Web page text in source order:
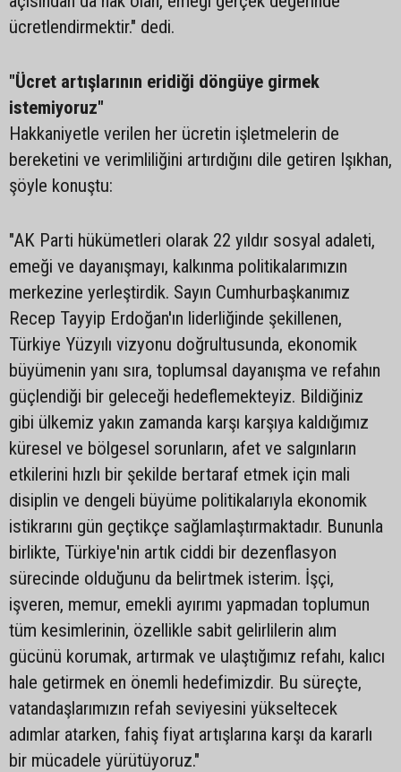
ücretlendirmektir." dedi.
"Ücret artışlarının eridiği döngüye girmek
istemiyoruz"
Hakkaniyetle verilen her ücretin işletmelerin de
bereketini ve verimliliğini artırdığını dile getiren Işıkhan,
şöyle konuştu:
"AK Parti hükümetleri olarak 22 yıldır sosyal adaleti,
emeği ve dayanışmayı, kalkınma politikalarımızın
merkezine yerleştirdik. Sayın Cumhurbaşkanımız
Recep Tayyip Erdoğan'ın liderliğinde şekillenen,
Türkiye Yüzyılı vizyonu doğrultusunda, ekonomik
büyümenin yanı sıra, toplumsal dayanışma ve refahın
güçlendiği bir geleceği hedeflemekteyiz. Bildiğiniz
gibi ülkemiz yakın zamanda karşı karşıya kaldığımız
küresel ve bölgesel sorunların, afet ve salgınların
etkilerini hızlı bir şekilde bertaraf etmek için mali
disiplin ve dengeli büyüme politikalarıyla ekonomik
istikrarını gün geçtikçe sağlamlaştırmaktadır. Bununla
birlikte, Türkiye'nin artık ciddi bir dezenflasyon
sürecinde olduğunu da belirtmek isterim. İşçi,
işveren, memur, emekli ayırımı yapmadan toplumun
tüm kesimlerinin, özellikle sabit gelirlilerin alım
gücünü korumak, artırmak ve ulaştığımız refahı, kalıcı
hale getirmek en önemli hedefimizdir. Bu süreçte,
vatandaşlarımızın refah seviyesini yükseltecek
adımlar atarken, fahiş fiyat artışlarına karşı da kararlı
bir mücadele yürütüyoruz."